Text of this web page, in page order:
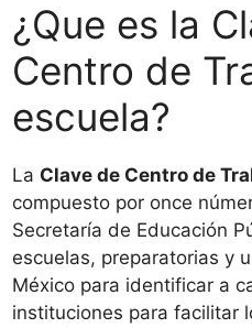
¿Que es la
Centro de
escuela?
La Clave de Centro de
compuesto por once
Secretaría de Educación
escuelas, preparatorias y
México para identificar a
instituciones para facilitar